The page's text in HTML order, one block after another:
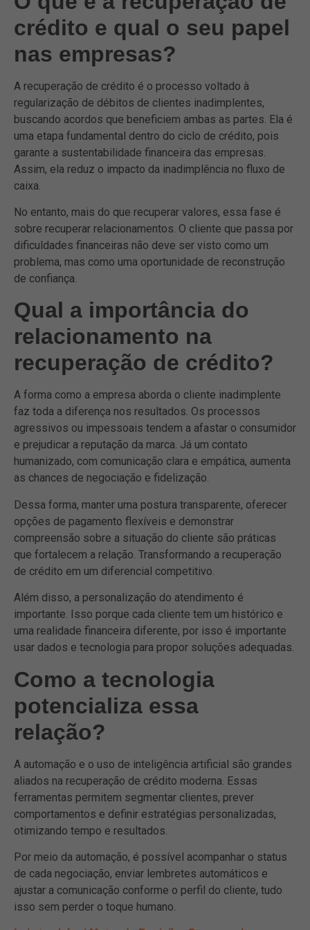
crédito e qual o seu papel
nas empresas?
A recuperação de crédito é o processo voltado à
regularização de débitos de clientes inadimplentes,
buscando acordos que beneficiem ambas as partes. Ela é
uma etapa fundamental dentro do ciclo de crédito, pois
garante a sustentabilidade financeira das empresas.
Assim, ela reduz o impacto da inadimplência no fluxo de
caixa.
No entanto, mais do que recuperar valores, essa fase é
sobre recuperar relacionamentos. O cliente que passa por
dificuldades financeiras não deve ser visto como um
problema, mas como uma oportunidade de reconstrução
de confiança.
Qual a importância do
relacionamento na
recuperação de crédito?
A forma como a empresa aborda o cliente inadimplente
faz toda a diferença nos resultados. Os processos
agressivos ou impessoais tendem a afastar o consumidor
e prejudicar a reputação da marca. Já um contato
humanizado, com comunicação clara e empática, aumenta
as chances de negociação e fidelização.
Dessa forma, manter uma postura transparente, oferecer
opções de pagamento flexíveis e demonstrar
compreensão sobre a situação do cliente são práticas
que fortalecem a relação. Transformando a recuperação
de crédito em um diferencial competitivo.
Além disso, a personalização do atendimento é
importante. Isso porque cada cliente tem um histórico e
uma realidade financeira diferente, por isso é importante
usar dados e tecnologia para propor soluções adequadas.
Como a tecnologia
potencializa essa
relação?
A automação e o uso de inteligência artificial são grandes
aliados na recuperação de crédito moderna. Essas
ferramentas permitem segmentar clientes, prever
comportamentos e definir estratégias personalizadas,
otimizando tempo e resultados.
Por meio da automação, é possível acompanhar o status
de cada negociação, enviar lembretes automáticos e
ajustar a comunicação conforme o perfil do cliente, tudo
isso sem perder o toque humano.